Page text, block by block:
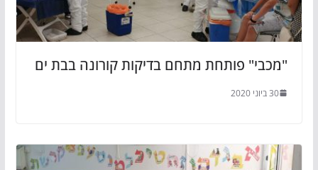
"מכבי" פותחת מתחם בדיקות קורונה בבת ים
30 ביוני 2020